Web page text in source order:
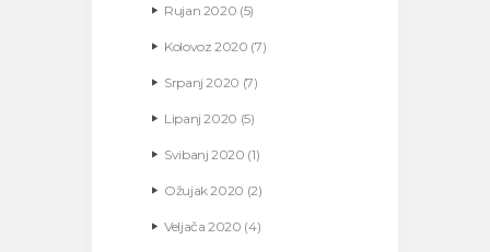
Rujan 2020 (5)
Kolovoz2020 (7)
Srpanj2020 (7)
Lipanj2020 (5)
Svibanj2020 (1)
Ožujak2020 (2)
Veljača2020 (4)